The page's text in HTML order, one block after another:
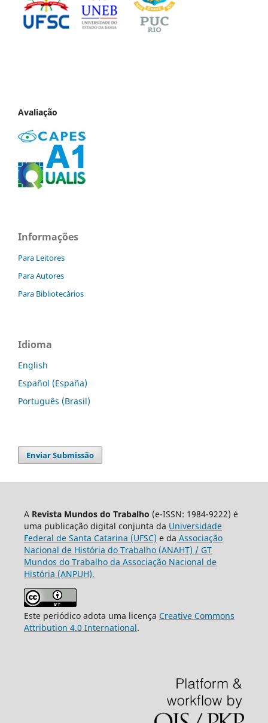
Avaliação
Informações
Para Leitores
Para Autores
Para Bibliotecários
Idioma
English
Español (España)
Português (Brasil)
Enviar Submissão
A Revista Mundos do Trabalho (e-ISSN: 1984-9222) é
uma publicação digital conjunta da Universidade
Federal de Santa Catarina (UFSC) e da Associação
Nacional de História do Trabalho (ANAHT) / GT
Mundos do Trabalho da Associação Nacional de
História (ANPUH).
Este periódico adota uma licença Creative Commons
Attribution 4.0 International.